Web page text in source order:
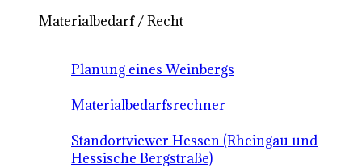
Materialbedarf / Recht
Planung eines Weinbergs
Materialbedarfsrechner
Standortviewer Hessen (Rheingau und
Hessische Bergstraße)